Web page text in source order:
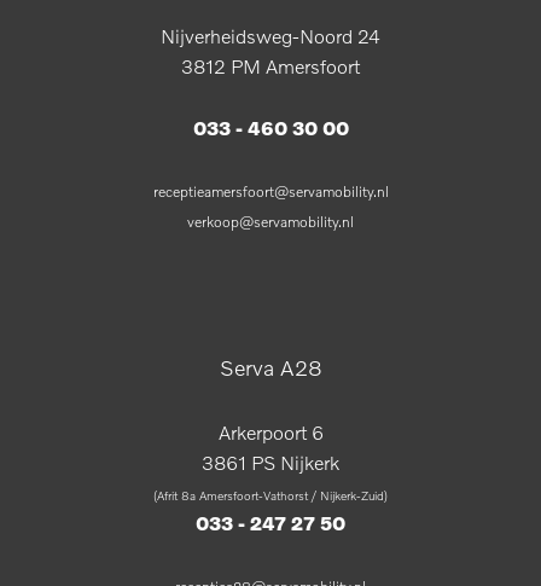
Nijverheidsweg-Noord 24
3812 PM Amersfoort
033 - 460 30 00
receptieamersfoort@servamobility.nl
verkoop@servamobility.nl
Serva A28
Arkerpoort 6
3861 PS Nijkerk
(Afrit 8a Amersfoort-Vathorst / Nijkerk-Zuid)
033 - 247 27 50